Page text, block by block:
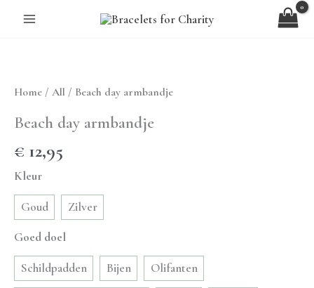
Home / All / Beach day armbandje
Beach day armbandje
€ 12,95
Kleur
Goud Zilver
Goed doel
Schildpadden Bijen Olifanten